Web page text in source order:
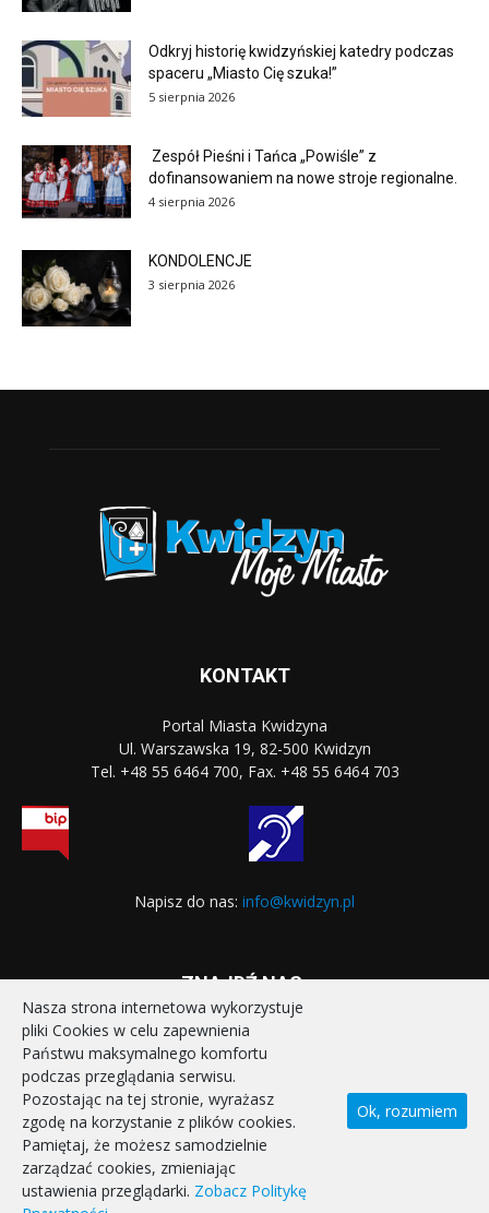
Odkryj historię kwidzyńskiej katedry podczas
spaceru „Miasto Cię szuka!”
5 sierpnia 2026
Zespół Pieśni i Tańca „Powiśle” z
dofinansowaniem na nowe stroje regionalne.
4 sierpnia 2026
KONDOLENCJE
3 sierpnia 2026
KONTAKT
Portal Miasta Kwidzyna
Ul. Warszawska 19, 82-500 Kwidzyn
Tel. +48 55 6464 700, Fax. +48 55 6464 703
Napisz do nas: info@kwidzyn.pl
ZNAJDŹ NAS:
STRONA GŁÓWNA
REALIZOWANE PROJEKTY
POLITYKA PRYWATNOŚCI
DEKLARACJA DOSTĘPNOŚCI
KONTAKT
Nasza strona internetowa wykorzystuje
pliki Cookies w celu zapewnienia
Państwu maksymalnego komfortu
podczas przeglądania serwisu.
Pozostając na tej stronie, wyrażasz
zgodę na korzystanie z plików cookies.
Pamiętaj, że możesz samodzielnie
zarządzać cookies, zmieniając
ustawienia przeglądarki. Zobacz Politykę
Ok, rozumiem